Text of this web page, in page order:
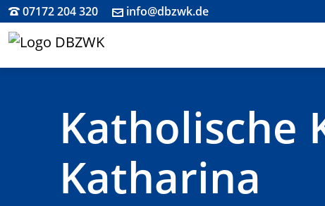
07172 204 320 info@dbzwk.de
Katholische
Katharina